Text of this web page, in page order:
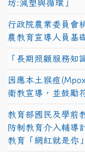
坊:減塑與循環」
行政院農業委員會
農教育宣導人員基
「長期照顧服務知
因應本土猴痘
衛教宣導，並鼓勵
教育部國民及學前
防制教育介入輔導
教育「網紅就是你